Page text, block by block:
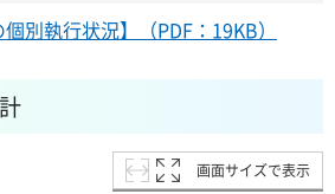
個別執行状況】（PDF：19KB）
画面サイズで表示